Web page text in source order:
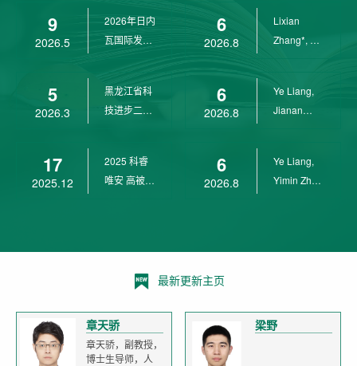
9
2026.5
2026年日内
瓦国际发明
5
2026.3
黑龙江省科
技进步二等
17
2025.12
2025 科睿
唯安 高被引
6
2026.8
Lixian
Zhang*, Ye
6
2026.8
Ye Liang,
Jianan
6
2026.8
Ye Liang,
Yimin Zhu,
最新更新主页
章天骄
章天骄，副教授，
博士生导师，人
梁野